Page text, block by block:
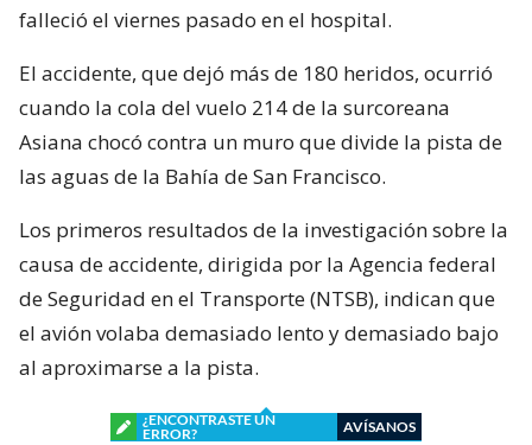
falleció el viernes pasado en el hospital.
El accidente, que dejó más de 180 heridos, ocurrió
cuando la cola del vuelo 214 de la surcoreana
Asiana chocó contra un muro que divide la pista de
las aguas de la Bahía de San Francisco.
Los primeros resultados de la investigación sobre la
causa de accidente, dirigida por la Agencia federal
de Seguridad en el Transporte (NTSB), indican que
el avión volaba demasiado lento y demasiado bajo
al aproximarse a la pista.
¿ENCONTRASTE UN
ERROR?
AVÍSANOS